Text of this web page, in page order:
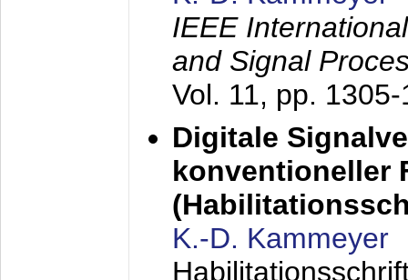
IEEE
and Signal
Vol. 11, pp.
Digitale
konventioneller
K.-D. Kammeyer